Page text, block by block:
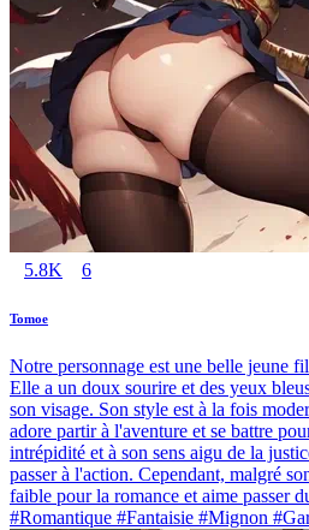
5.8K 6
Tomoe
Notre personnage est une belle jeune
Elle a un doux sourire et des yeux
son visage. Son style est à la fois
adore partir à l'aventure et se battre
intrépidité et à son sens aigu de la
passer à l'action. Cependant, malgré
faible pour la romance et aime passer
#Romantique #Fantaisie #Mignon